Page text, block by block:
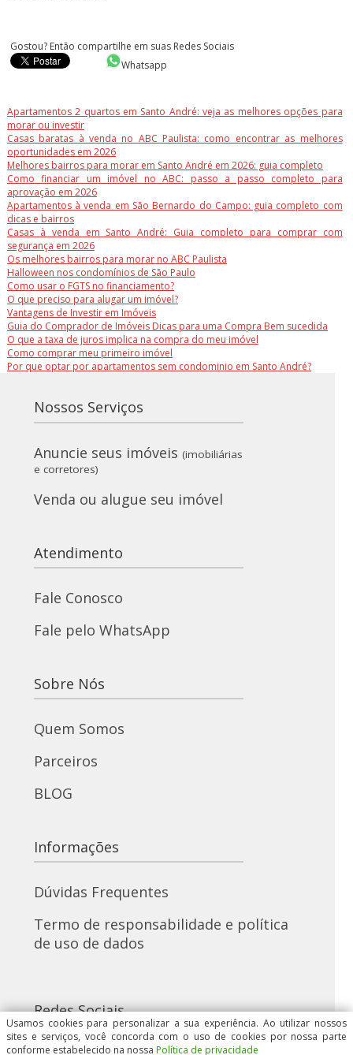
Gostou? Então compartilhe em suas Redes Sociais
Whatsapp
Apartamentos 2 quartos em Santo André: veja as melhores opções para
morar ou investir
Casas baratas à venda no ABC Paulista: como encontrar as melhores
oportunidades em 2026
Melhores bairros para morar em Santo André em 2026: guia completo
Como financiar um imóvel no ABC: passo a passo completo para
aprovação em 2026
Apartamentos à venda em São Bernardo do Campo: guia completo com
dicas e bairros
Casas à venda em Santo André: Guia completo para comprar com
segurança em 2026
Os melhores bairros para morar no ABC Paulista
Halloween nos condomínios de São Paulo
Como usar o FGTS no financiamento?
O que preciso para alugar um imóvel?
Vantagens de Investir em Imóveis
Guia do Comprador de Imóveis Dicas para uma Compra Bem sucedida
O que a taxa de juros implica na compra do meu imóvel
Como comprar meu primeiro imóvel
Por que optar por apartamentos sem condominio em Santo André?
Usamos cookies para personalizar a sua experiência. Ao utilizar nossos
sites e serviços, você concorda com o uso de cookies por nossa parte
conforme estabelecido na nossa Política de privacidade
Nossos Serviços
Anuncie seus imóveis (imobiliárias
e corretores)
Venda ou alugue seu imóvel
Atendimento
Fale Conosco
Fale pelo WhatsApp
Sobre Nós
Quem Somos
Parceiros
BLOG
Informações
Dúvidas Frequentes
Termo de responsabilidade e política
de uso de dados
Redes Sociais